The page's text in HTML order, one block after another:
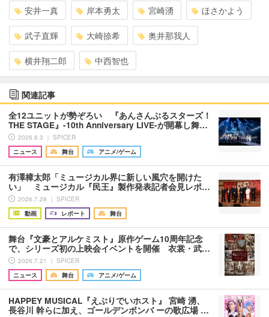
安井一真 岸本勇太 宮崎湧 ほさかよう
武子直輝 大崎捺希 奥井那我人
横井翔二郎 中西智也
関連記事
全12ユニットが勢ぞろい 『あんさんぶるスターズ！
THE STAGE』-10th Anniversary LIVE-が開幕し舞…
2026.8.3 ｜ SPICER
ニュース
舞台 アニメ/ゲーム
有澤樟太郎「ミュージカル界に新しい風穴を開けた
い」 ミュージカル『民王』製作発表記者会見レポ…
2026.7.28 ｜ SPICER
動画
レポート 舞台
舞台『文豪とアルケミスト』原作ゲーム10周年記念
で、シリーズ初の上映会イベントを開催 衣裳・武…
2026.7.21 ｜ SPICER
ニュース
舞台 アニメ/ゲーム
HAPPEY MUSICAL『えぶりでいホスト』 宮崎 湧、
長谷川 幹らに加え、ゴールデンボンバ ーの歌広場 …